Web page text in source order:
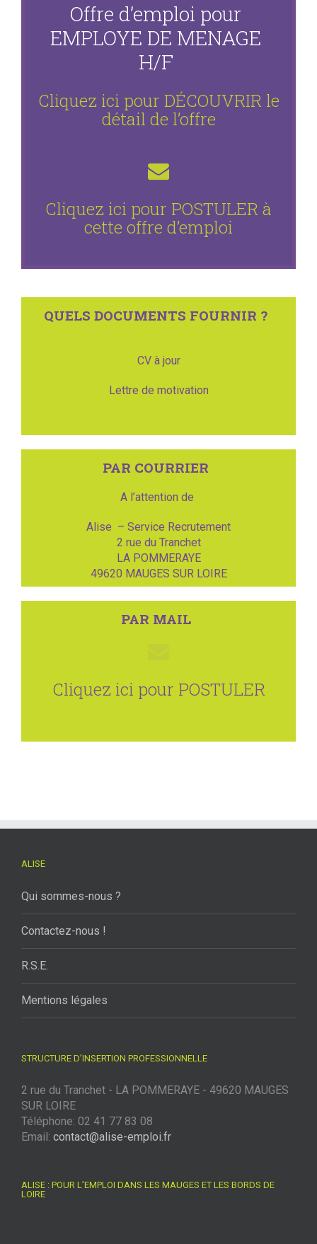
Offre d’emploi pour
EMPLOYE DE MENAGE
H/F
Cliquez ici pour DÉCOUVRIR le
détail de l’offre
Cliquez ici pour POSTULER à
cette offre d’emploi
QUELS DOCUMENTS FOURNIR ?
CV à jour
Lettre de motivation
PAR COURRIER
A l’attention de
Alise – Service Recrutement
2 rue du Tranchet
LA POMMERAYE
49620 MAUGES SUR LOIRE
PAR MAIL
Cliquez ici pour POSTULER
ALISE
Qui sommes-nous ?
Contactez-nous !
R.S.E.
Mentions légales
STRUCTURE D’INSERTION PROFESSIONNELLE
2 rue du Tranchet - LA POMMERAYE - 49620 MAUGES
SUR LOIRE
Téléphone: 02 41 77 83 08
Email: contact@alise-emploi.fr
ALISE : POUR L’EMPLOI DANS LES MAUGES ET LES BORDS DE
LOIRE